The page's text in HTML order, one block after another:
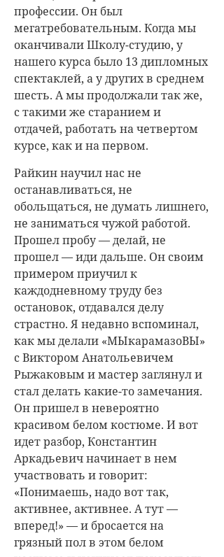
профессии. Он был
мегатребовательным. Когда мы
оканчивали Школу-студию, у
нашего курса было 13 дипломных
спектаклей, а у других в среднем
шесть. А мы продолжали так же,
с такими же старанием и
отдачей, работать на четвертом
курсе, как и на первом.
Райкин научил нас не
останавливаться, не
обольщаться, не думать лишнего,
не заниматься чужой работой.
Прошел пробу — делай, не
прошел — иди дальше. Он своим
примером приучил к
каждодневному труду без
остановок, отдавался делу
страстно. Я недавно вспоминал,
как мы делали «МЫкарамазоВЫ»
с Виктором Анатольевичем
Рыжаковым и мастер заглянул и
стал делать какие-то замечания.
Он пришел в невероятно
красивом белом костюме. И вот
идет разбор, Константин
Аркадьевич начинает в нем
участвовать и говорит:
«Понимаешь, надо вот так,
активнее, активнее. А тут —
вперед!» — и бросается на
грязный пол в этом белом